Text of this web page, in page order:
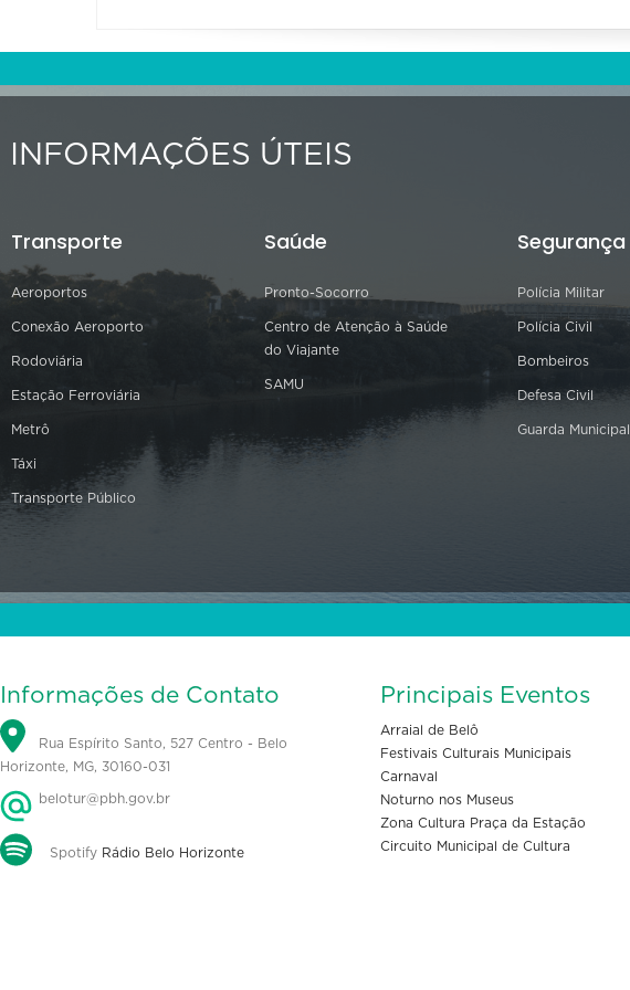
INFORMAÇÕES ÚTEIS
Transporte
Aeroportos
Conexão Aeroporto
Rodoviária
Estação Ferroviária
Metrô
Táxi
Transporte Público
Saúde
Pronto-Socorro
Centro de Atenção à Saúde
do Viajante
SAMU
Segurança
Polícia Militar
Polícia Civil
Bombeiros
Defesa Civil
Guarda Municipal
Informações de Contato
Rua Espírito Santo, 527 Centro - Belo
Horizonte, MG, 30160-031
belotur@pbh.gov.br
Spotify Rádio Belo Horizonte
Principais Eventos
Arraial de Belô
Festivais Culturais Municipais
Carnaval
Noturno nos Museus
Zona Cultura Praça da Estação
Circuito Municipal de Cultura